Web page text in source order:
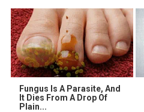
Fungus Is A Parasite, And
It Dies From A Drop Of
Plain...